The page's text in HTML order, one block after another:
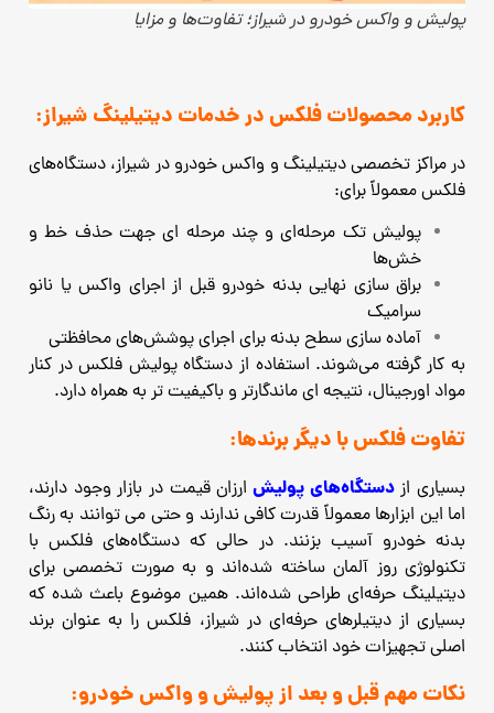
پولیش و واکس خودرو در شیراز؛ تفاوت‌ها و مزایا
کاربرد محصولات فلکس در خدمات دیتیلینگ شیراز:
در مراکز تخصصی دیتیلینگ و واکس خودرو در شیراز، دستگاه‌های
فلکس معمولاً برای:
پولیش تک‌ مرحله‌ای و چند مرحله‌ ای جهت حذف خط و
خش‌ها
براق ‌سازی نهایی بدنه خودرو قبل از اجرای واکس یا نانو
سرامیک
آماده ‌سازی سطح بدنه برای اجرای پوشش‌های محافظتی
به‌ کار گرفته می‌شوند. استفاده از دستگاه پولیش فلکس در کنار
مواد اورجینال، نتیجه‌ ای ماندگارتر و باکیفیت ‌تر به همراه دارد.
تفاوت فلکس با دیگر برندها:
بسیاری ازدستگاه‌های پولیش ارزان‌ قیمت در بازار وجود دارند،
اما این ابزارها معمولاً قدرت کافی ندارند و حتی می ‌توانند به رنگ
بدنه خودرو آسیب بزنند. در حالی که دستگاه‌های فلکس با
تکنولوژی روز آلمان ساخته شده‌اند و به ‌صورت تخصصی برای
دیتیلینگ حرفه‌ای طراحی شده‌اند. همین موضوع باعث شده که
بسیاری از دیتیلرهای حرفه‌ای در شیراز، فلکس را به‌ عنوان برند
اصلی تجهیزات خود انتخاب کنند.
نکات مهم قبل و بعد از پولیش و واکس خودرو: